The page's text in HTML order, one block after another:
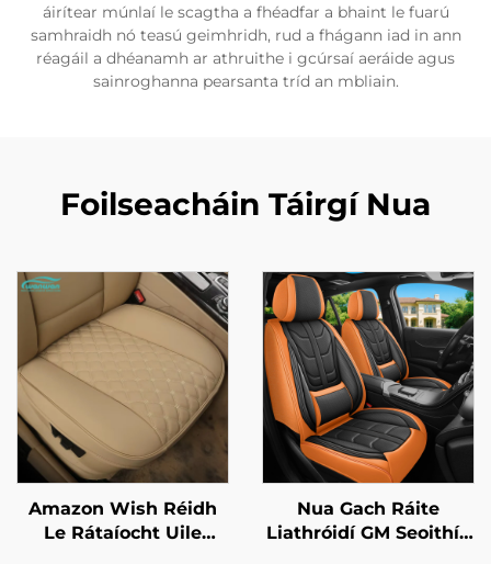
áirítear múnlaí le scagtha a fhéadfar a bhaint le fuarú
samhraidh nó teasú geimhridh, rud a fhágann iad in ann
réagáil a dhéanamh ar athruithe i gcúrsaí aeráide agus
sainroghanna pearsanta tríd an mbliain.
Foilseacháin Táirgí Nua
Amazon Wish Réidh
Le Rátaíocht Uile
Nua Gach Ráite
Liathróidí GM Seoithín